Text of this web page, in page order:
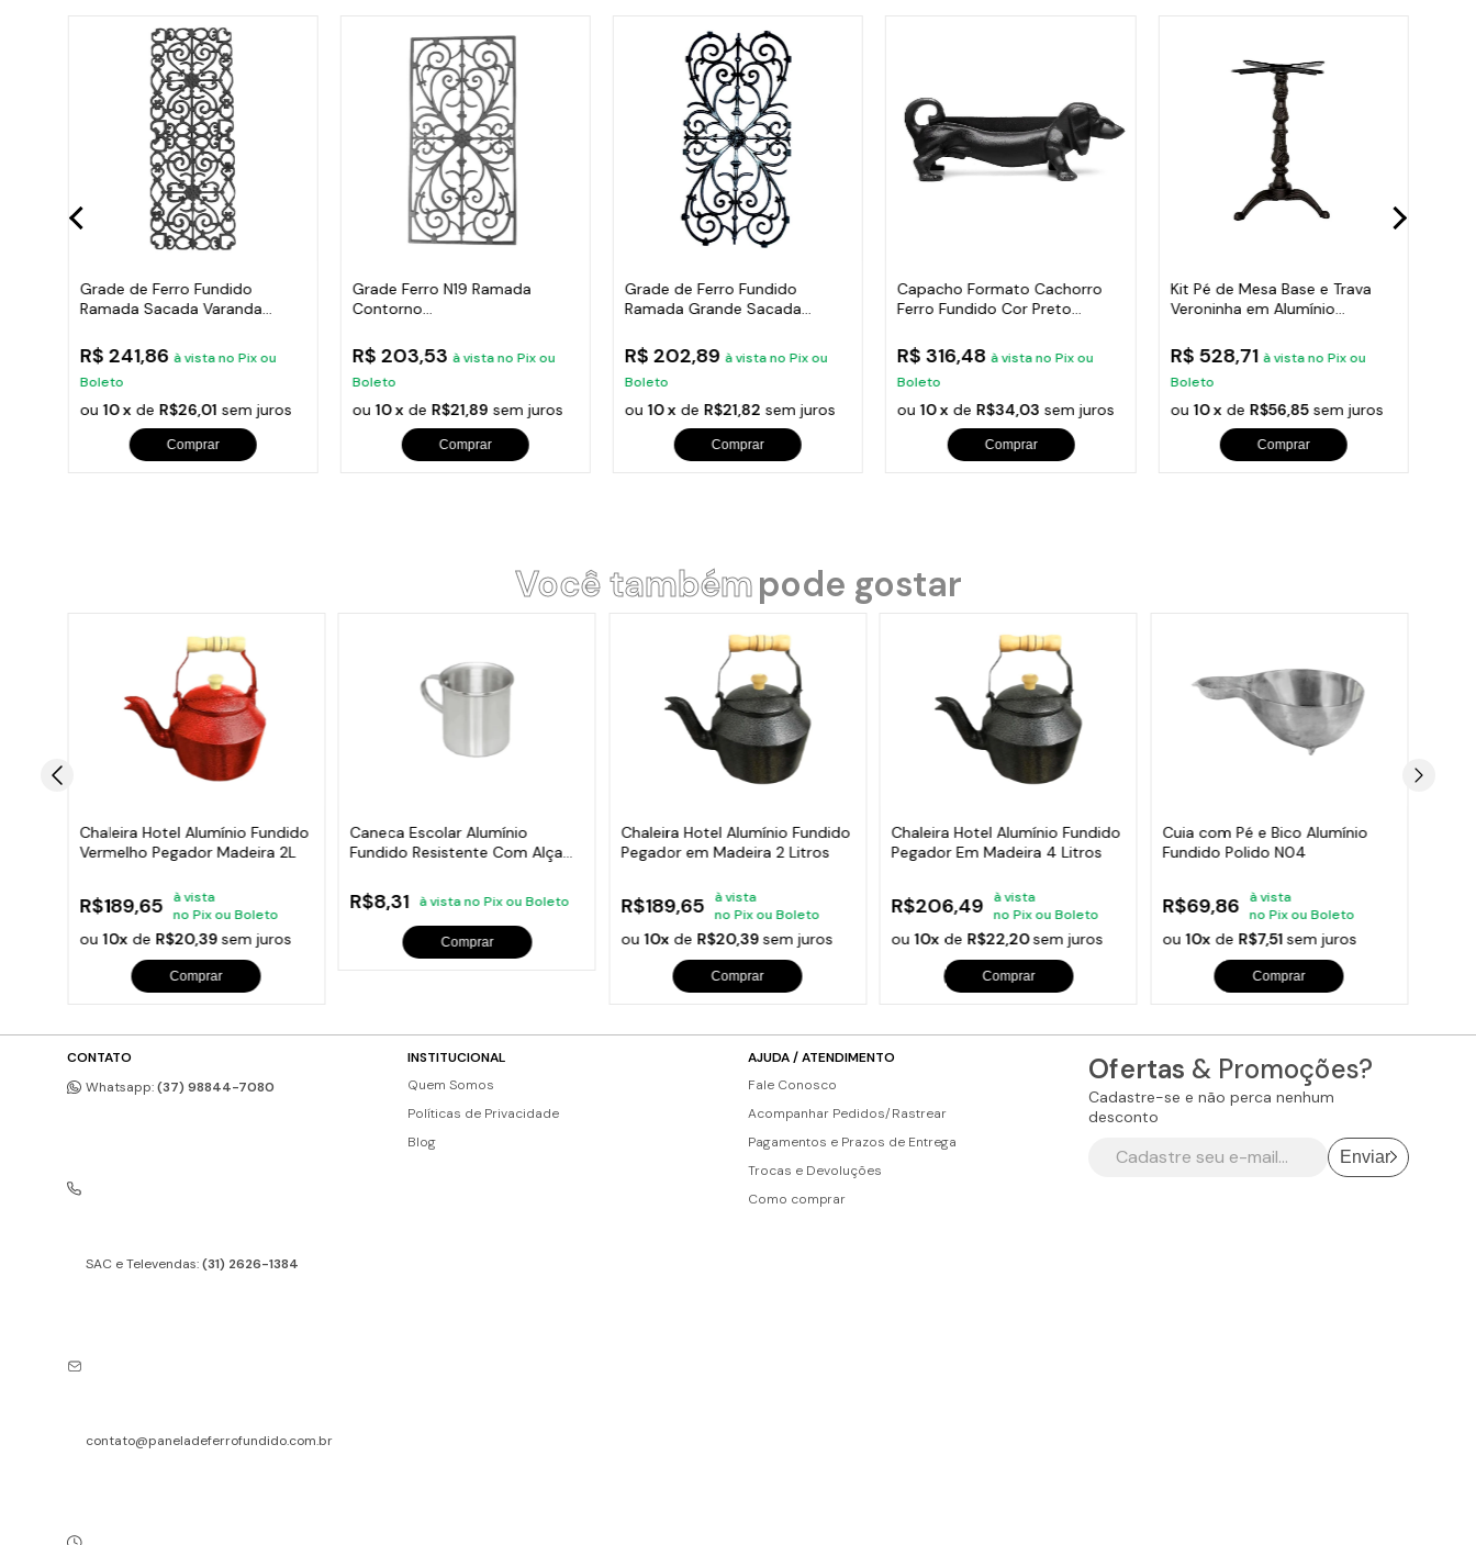
Grade de Ferro Fundido
Ramada Sacada Varanda
R$ 241,86 à vista no Pix ou
Boleto
ou10 x de R$26,01 sem juros
Comprar
Grade Ferro N19 Ramada
Contorno
R$ 203,53 à vista no Pix ou
Boleto
ou10 x de R$21,89 sem juros
Comprar
Grade de Ferro Fundido
Ramada Grande Sacada
R$ 202,89 à vista no Pix ou
Boleto
ou10 x de R$21,82 sem juros
Comprar
Capacho Formato Cachorro
Ferro Fundido Cor Preto
R$ 316,48à vista no Pix ou
Boleto
ou10 x deR$34,03 sem juros
Comprar
Kit Pé de Mesa Base e Trava
Veroninha em Alumínio
R$ 528,71 à vista no Pix ou
Boleto
ou10 x de R$56,85sem juros
Comprar
Você tambémpode gostar
Chaleira Hotel Alumínio Fundido
Vermelho Pegador Madeira 2L
R$189,65
à vista
no Pix ou Boleto
ou10x de R$20,39sem juros
Comprar
Caneca Escolar Alumínio
Fundido Resistente Com Alça
R$8,31 à vista no Pix ou Boleto
Comprar
Chaleira Hotel Alumínio Fundido
Pegador em Madeira 2 Litros
R$189,65
à vista
no Pix ou Boleto
ou10x de R$20,39sem juros
Comprar
Chaleira Hotel Alumínio Fundido
Pegador Em Madeira 4 Litros
R$206,49
à vista
no Pix ou Boleto
ou10x de R$22,20sem juros
Comprar
Cuia com Pé e Bico Alumínio
Fundido Polido N04
R$69,86
à vista
no Pix ou Boleto
ou10x de R$7,51sem juros
Comprar
CONTATO
Whatsapp:(37) 98844-7080
SAC e Televendas:(31) 2626-1384
contato@paneladeferrofundido.com.br
INSTITUCIONAL
Quem Somos
Políticas de Privacidade
Blog
AJUDA / ATENDIMENTO
Fale Conosco
Acompanhar Pedidos/Rastrear
Pagamentos e Prazos de Entrega
Trocas e Devoluções
Como comprar
Ofertas & Promoções?
Cadastre-se e não perca nenhum
desconto
Enviar